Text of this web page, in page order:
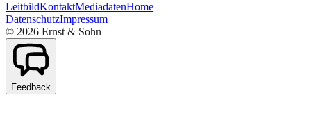
LeitbildKontaktMediadatenHome
DatenschutzImpressum
© 2026 Ernst & Sohn
Feedback